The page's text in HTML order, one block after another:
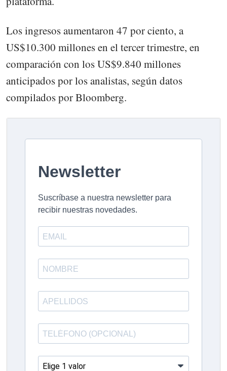
Los ingresos aumentaron 47 por ciento, a
US$10.300 millones en el tercer trimestre, en
comparación con los US$9.840 millones
anticipados por los analistas, según datos
compilados por Bloomberg.